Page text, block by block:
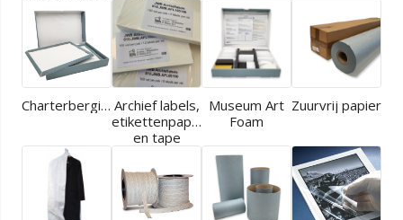
Charterbergingen Archief labels,
etikettenpapier
en tape
Museum Art
Foam
Zuurvrij papier